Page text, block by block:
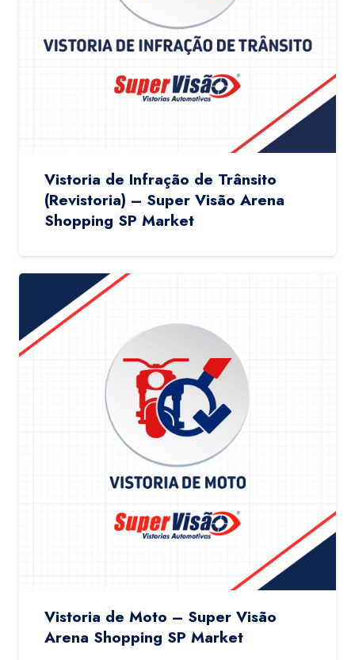
Vistoria de Infração de Trânsito
(Revistoria) – Super Visão Arena
Shopping SP Market
Vistoria de Moto – Super Visão
Arena Shopping SP Market